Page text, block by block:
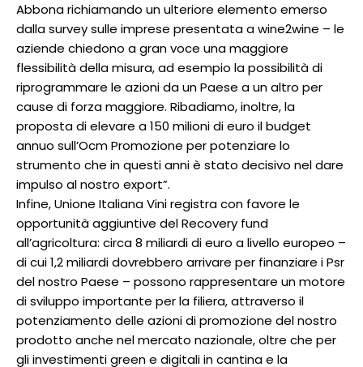
Abbona richiamando un ulteriore elemento emerso
dalla survey sulle imprese presentata a wine2wine – le
aziende chiedono a gran voce una maggiore
flessibilità della misura, ad esempio la possibilità di
riprogrammare le azioni da un Paese a un altro per
cause di forza maggiore. Ribadiamo, inoltre, la
proposta di elevare a 150 milioni di euro il budget
annuo sull’Ocm Promozione per potenziare lo
strumento che in questi anni è stato decisivo nel dare
impulso al nostro export”.
Infine, Unione Italiana Vini registra con favore le
opportunità aggiuntive del Recovery fund
all’agricoltura: circa 8 miliardi di euro a livello europeo –
di cui 1,2 miliardi dovrebbero arrivare per finanziare i Psr
del nostro Paese – possono rappresentare un motore
di sviluppo importante per la filiera, attraverso il
potenziamento delle azioni di promozione del nostro
prodotto anche nel mercato nazionale, oltre che per
gli investimenti green e digitali in cantina e la